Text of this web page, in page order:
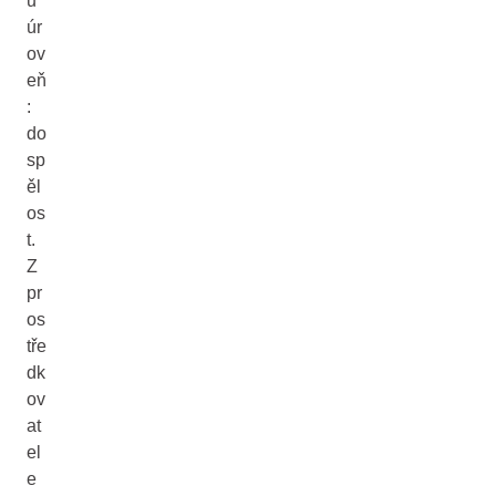
úr
ov
eň
:
do
sp
ěl
os
t.
Z
pr
os
tře
dk
ov
at
el
e